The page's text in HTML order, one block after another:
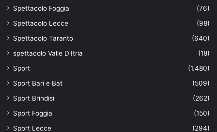
Spettacolo Foggia
(76)
Spettacolo Lecce
(98)
Spettacolo Taranto
(640)
spettacolo Valle D'Itria
(18)
Sport
(1.480)
Sport Bari e Bat
(509)
Sport Brindisi
(262)
Sport Foggia
(150)
Sport Lecce
(294)